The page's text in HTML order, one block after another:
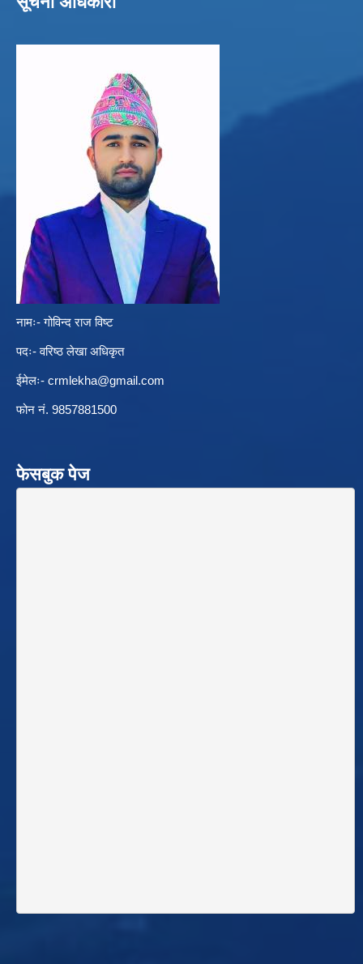
नामः- गोविन्द राज विष्ट
पदः- वरिष्ठ लेखा अधिकृत
ईमेलः- crmlekha@gmail.com
फोन नं. 9857881500
फेसबुक पेज